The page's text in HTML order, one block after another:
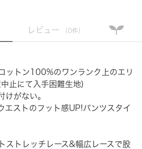
レビュー （0件）
ットン100%のワンランク上のエリ
止にて入手困難生地)
けがない。
エストのフット感UP!パンツスタイ
ストレッチレース&幅広レースで股